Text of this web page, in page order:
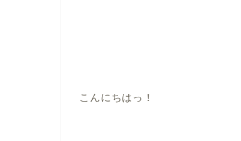
こんにちはっ！